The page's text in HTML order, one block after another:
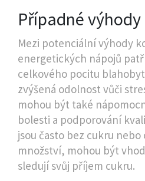
Případné
Mezi potenciální výhody
energetických nápojů
celkového pocitu
zvýšená odolnost vůči
mohou být také
bolesti a podporování
jsou často bez cukru
množství, mohou být
sledují svůj příjem cukru.